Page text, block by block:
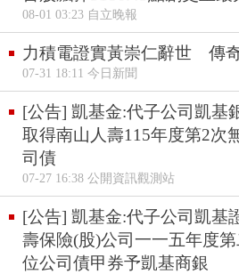
08-01 03:23 自立晚報
力積電證實黃崇仁辭世 傳
07-31 18:11 今日新聞
[公告] 凱基金:代子公司凱基
取得南山人壽115年度第2次
司債
07-27 16:38 公開資訊觀測站
[公告] 凱基金:代子公司凱基
壽保險(股)公司一一五年度
位公司債甲券予凱基商銀